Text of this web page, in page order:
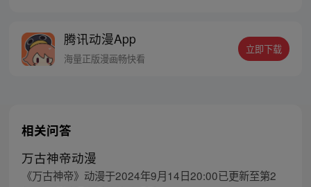
苍要我末流门派逆天，挡不住啊
腾讯动漫App
海量正版漫画畅快看
立即下载
相关问答
万古神帝动漫
《万古神帝》动漫于2024年9月14日20:00已更新至第2